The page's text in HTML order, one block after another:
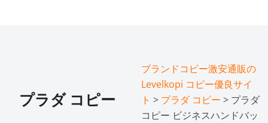
プラダ コピー
ブランドコピー激安通販の
Levelkopi コピー優良サイ
ト > プラダ コピー > プラダ
コピー ビジネスハンドバッ